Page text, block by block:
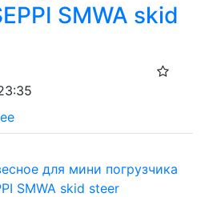
SMWA skid
для мини погрузчика
SMWA skid steer